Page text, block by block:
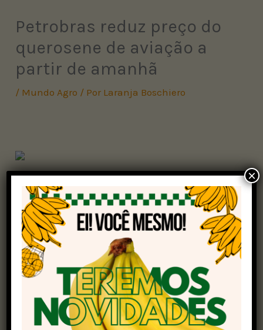
Petrobras reduz preço do
querosene de aviação a
partir de amanhã
/ Mundo Agro / Por Laranja Boschiero
aviação (QAV) em 7,9% para as distribuidoras a
partir de amanhã (1º), o equivalente a uma
redução de R$ 0,28/litro em relação ao preço de
maio de 2025. Na comparação com dezembro de
2024, a redução é de 7,4%, o que corresponde a
um decréscimo de R$ 0,27/litro neste ano até
agora, informou a estatal.
×